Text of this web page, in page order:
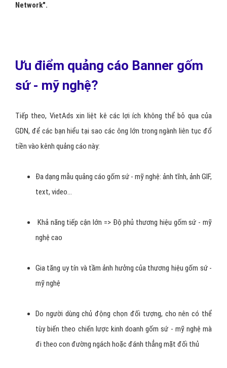
Network".
Ưu điểm quảng cáo Banner gốm
sứ - mỹ nghệ?
Tiếp theo, VietAds xin liệt kê các lợi ích không thể bỏ qua của
GDN, để các bạn hiểu tại sao các ông lớn trong ngành liên tục đổ
tiền vào kênh quảng cáo này:
Đa dạng mẫu quảng cáo gốm sứ - mỹ nghệ: ảnh tĩnh, ảnh GIF,
text, video…
Khả năng tiếp cận lớn => Độ phủ thương hiệu gốm sứ - mỹ
nghệ cao
Gia tăng uy tín và tầm ảnh hưởng của thương hiệu gốm sứ -
mỹ nghệ
Do người dùng chủ động chọn đối tượng, cho nên có thể
tùy biến theo chiến lược kinh doanh gốm sứ - mỹ nghệ mà
đi theo con đường ngách hoặc đánh thẳng mặt đối thủ